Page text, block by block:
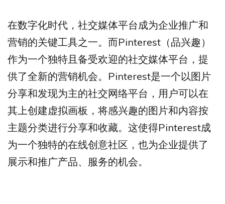
在数字化时代，社交媒体平台成为企业推广和
营销的关键工具之一。而Pinterest（品兴趣）
作为一个独特且备受欢迎的社交媒体平台，提
供了全新的营销机会。Pinterest是一个以图片
分享和发现为主的社交网络平台，用户可以在
其上创建虚拟画板，将感兴趣的图片和内容按
主题分类进行分享和收藏。这使得Pinterest成
为一个独特的在线创意社区，也为企业提供了
展示和推广产品、服务的机会。